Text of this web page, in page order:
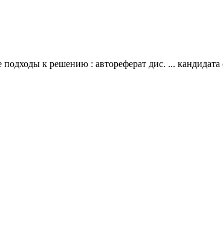
к решению : автореферат дис. ...